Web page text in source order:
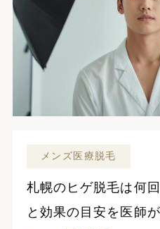
メンズ医療脱毛
札幌のヒゲ脱毛は何
と効果の目安を医師